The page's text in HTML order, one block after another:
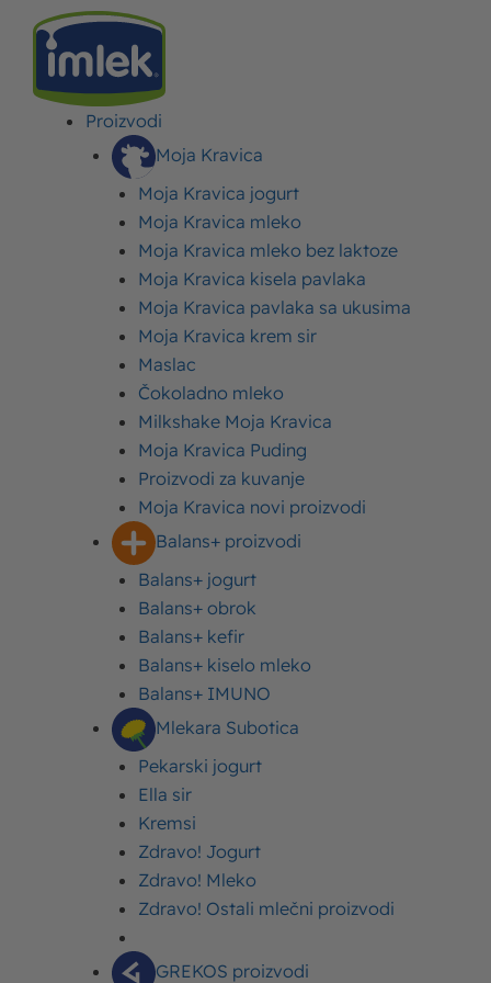
Proizvodi
Moja Kravica
Moja Kravica jogurt
Moja Kravica mleko
Moja Kravica mleko bez laktoze
Moja Kravica kisela pavlaka
Moja Kravica pavlaka sa ukusima
Moja Kravica krem sir
Maslac
Čokoladno mleko
Milkshake Moja Kravica
Moja Kravica Puding
Proizvodi za kuvanje
Moja Kravica novi proizvodi
Balans+ proizvodi
Balans+ jogurt
Balans+ obrok
Balans+ kefir
Balans+ kiselo mleko
Balans+ IMUNO
Mlekara Subotica
Pekarski jogurt
Ella sir
Kremsi
Zdravo! Jogurt
Zdravo! Mleko
Zdravo! Ostali mlečni proizvodi
GREKOS proizvodi
>BLOG>LIFESTYLE
UČINKOVITA HRANA ZA MIŠIĆE
Ishrana za mišićnu masu –
kvalitetna i učinkovita
hrana za mišiće
16. jun 2021. Ažurirano: 20. avgust 2025.
Ishrana za mišićnu masu i osnovni principi
bodibildinga
#1 Proteini u hrani za mišiće – bazični nutrijenti
za razvijenu figuru i jake mišiće
#2 Voće i povrće – niskokalorični raj za mišićnu
#3 Ugljeni hidrati – neophodni nutrijenti čiji unos
treba ograničiti
#4 Voda – samo hidriran organizam je u
pogodan za izgradnju mišića
#5 Redovni obroci za zdrav organizam i za
dovoljno energije